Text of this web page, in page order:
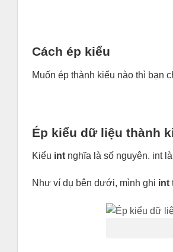
Cách ép kiểu
Muốn ép thành kiểu nào thì bạn
Ép kiểu dữ liệu thành
Kiểu int nghĩa là số nguyên. int
Như ví dụ bên dưới, mình ghi int